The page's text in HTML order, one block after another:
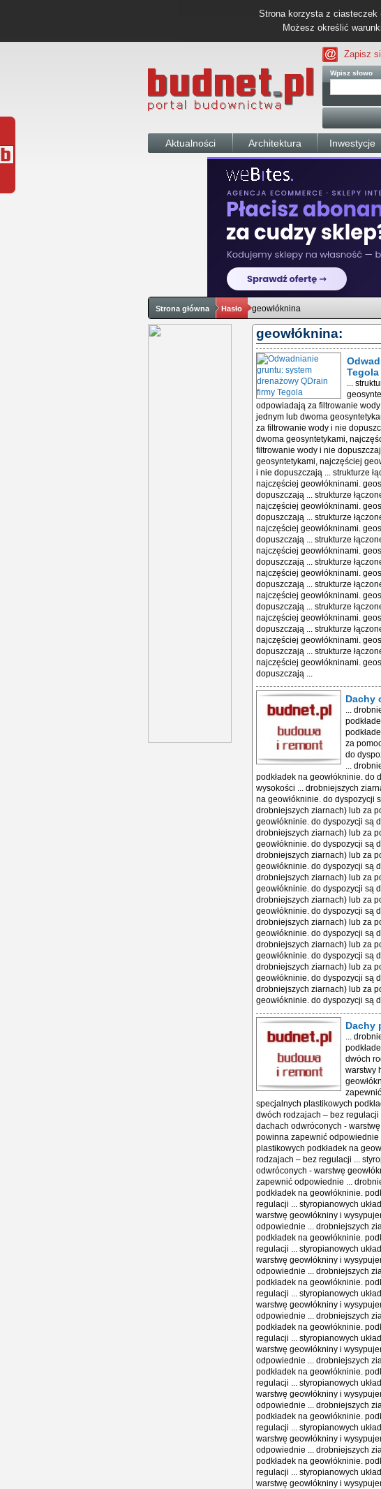
Strona korzysta z ciasteczek
Możesz określić
Zapisz
Wpisz słowo
Aktualności Architektura Inwestycje
Strona główna Hasło geowłóknina
geowłóknina:
Tegola
...
odpowiadają za filtrowanie
jednym lub dwoma
za filtrowanie wody i nie
dwoma geosyntetykami,
filtrowanie wody i nie
geosyntetykami, najczęściej
i nie dopuszczają ... strukturze
najczęściej geowłókninami.
dopuszczają ... strukturze
najczęściej geowłókninami.
dopuszczają ... strukturze
najczęściej geowłókninami.
dopuszczają ... strukturze
najczęściej geowłókninami.
dopuszczają ... strukturze
najczęściej geowłókninami.
dopuszczają ... strukturze
najczęściej geowłókninami.
dopuszczają ... strukturze
najczęściej geowłókninami.
dopuszczają ... strukturze
najczęściej geowłókninami.
dopuszczają ... strukturze
najczęściej geowłókninami.
dopuszczają ...
Dachy
...
za
do
...
podkładek na geowłókninie. do
wysokości ... drobniejszych
na geowłókninie. do dyspozycji
drobniejszych ziarnach) lub za
geowłókninie. do dyspozycji są
drobniejszych ziarnach) lub za
geowłókninie. do dyspozycji są
drobniejszych ziarnach) lub za
geowłókninie. do dyspozycji są
drobniejszych ziarnach) lub za
geowłókninie. do dyspozycji są
drobniejszych ziarnach) lub za
geowłókninie. do dyspozycji są
drobniejszych ziarnach) lub za
geowłókninie. do dyspozycji są
drobniejszych ziarnach) lub za
geowłókninie. do dyspozycji są
drobniejszych ziarnach) lub za
geowłókninie. do dyspozycji są
drobniejszych ziarnach) lub za
geowłókninie. do dyspozycji są
Dachy
...
dwóch
warstwy
specjalnych plastikowych
dwóch rodzajach – bez regulacji
dachach odwróconych -
powinna zapewnić
plastikowych podkładek na
rodzajach – bez regulacji ...
odwróconych - warstwę
zapewnić odpowiednie ...
podkładek na geowłókninie.
regulacji ... styropianowych
warstwę geowłókniny i
odpowiednie ... drobniejszych
podkładek na geowłókninie.
regulacji ... styropianowych
warstwę geowłókniny i
odpowiednie ... drobniejszych
podkładek na geowłókninie.
regulacji ... styropianowych
warstwę geowłókniny i
odpowiednie ... drobniejszych
podkładek na geowłókninie.
regulacji ... styropianowych
warstwę geowłókniny i
odpowiednie ... drobniejszych
podkładek na geowłókninie.
regulacji ... styropianowych
warstwę geowłókniny i
odpowiednie ... drobniejszych
podkładek na geowłókninie.
regulacji ... styropianowych
warstwę geowłókniny i
odpowiednie ... drobniejszych
podkładek na geowłókninie.
regulacji ... styropianowych
warstwę geowłókniny i